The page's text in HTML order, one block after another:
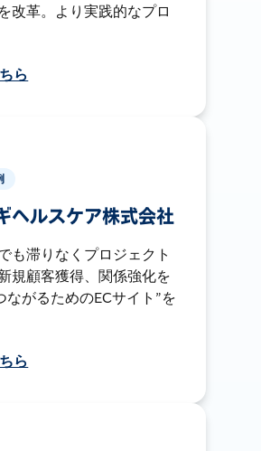
改革。より実践的なプロ
ら
ヘルスケア株式会社
も滞りなくプロジェクト
規顧客獲得、関係強化を
ながるためのECサイト”を
ら